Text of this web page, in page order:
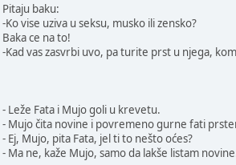
Pitaju baku:
-Ko vise uziva u seksu, musko ili zensko?
Baka ce na to!
-Kad vas zasvrbi uvo, pa turite prst u njega,
- Leže Fata i Mujo goli u krevetu.
- Mujo čita novine i povremeno gurne fati
- Ej, Mujo, pita Fata, jel ti to nešto oćes?
- Ma ne, kaže Mujo, samo da lakše listam